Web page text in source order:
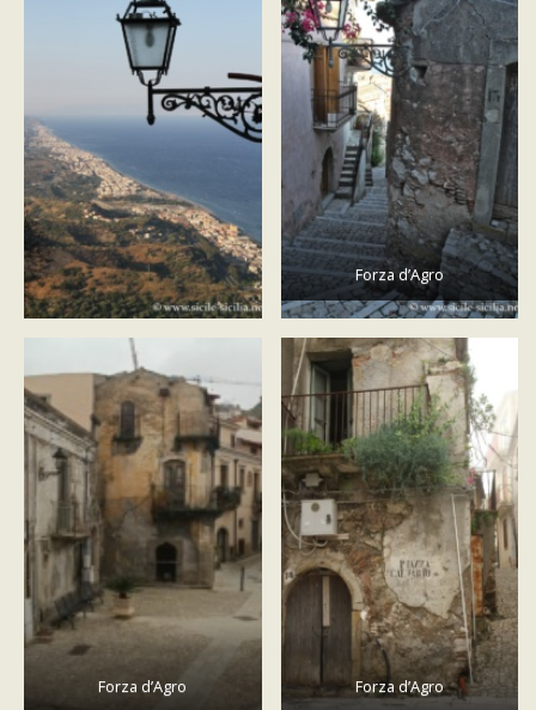
Forza d’Agro
Forza d’Agro Forza d’Agro